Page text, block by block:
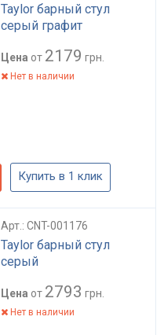
Taylor барный стул
серый графит
Цена от 2179 грн.
Нет в наличии
Купить в 1 клик
Арт.: CNT-001176
Taylor барный стул
серый
Цена от 2793 грн.
Нет в наличии